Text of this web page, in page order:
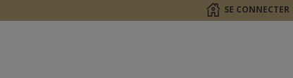
SE CONNECTER